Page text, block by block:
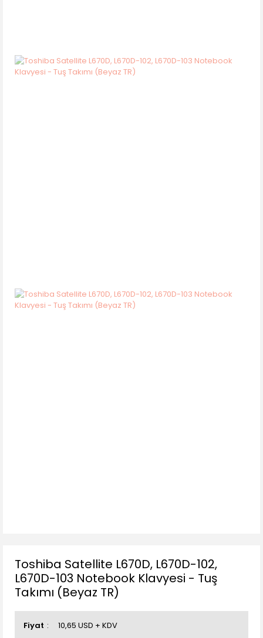
Toshiba Satellite L670D, L670D-102,
L670D-103 Notebook Klavyesi - Tuş
Takımı (Beyaz TR)
Fiyat 10,65 USD + KDV